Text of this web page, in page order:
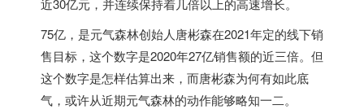
近30亿元，并连续保持着几倍以上的高速增长。
75亿，是元气森林创始人唐彬森在2021年定的线下销
售目标，这个数字是2020年27亿销售额的近三倍。但
这个数字是怎样估算出来，而唐彬森为何有如此底
气，或许从近期元气森林的动作能够略知一二。